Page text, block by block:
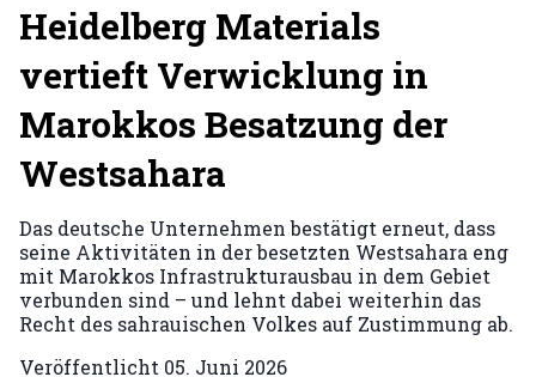
Heidelberg Materials
vertieft Verwicklung in
Marokkos Besatzung der
Westsahara
Das deutsche Unternehmen bestätigt erneut, dass
seine Aktivitäten in der besetzten Westsahara eng
mit Marokkos Infrastrukturausbau in dem Gebiet
verbunden sind – und lehnt dabei weiterhin das
Recht des sahrauischen Volkes auf Zustimmung ab.
Veröffentlicht 05. Juni 2026